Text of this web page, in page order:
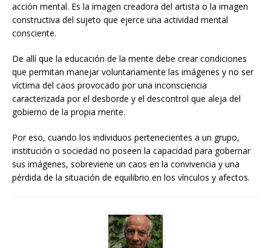
acción mental. Es la imagen creadora del artista o la imagen
constructiva del sujeto que ejerce una actividad mental
consciente.
De allí que la educación de la mente debe crear condiciones
que permitan manejar voluntariamente las imágenes y no ser
víctima del caos provocado por una inconsciencia
caracterizada por el desborde y el descontrol que aleja del
gobierno de la propia mente.
Por eso, cuando los individuos pertenecientes a un grupo,
institución o sociedad no poseen la capacidad para gobernar
sus imágenes, sobreviene un caos en la convivencia y una
pérdida de la situación de equilibrio en los vínculos y afectos.